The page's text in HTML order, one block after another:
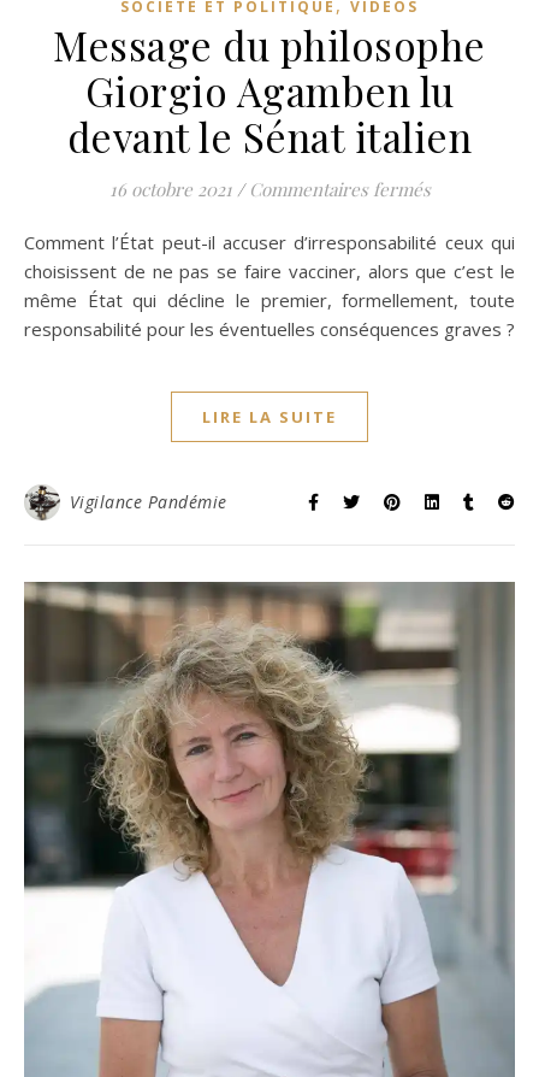
SOCIÉTÉ ET POLITIQUE , VIDÉOS
Message du philosophe
Giorgio Agamben lu
devant le Sénat italien
16 octobre 2021 / Commentaires ferméssur Message
Comment l’État peut-il accuser d’irresponsabilité ceux qui
choisissent de ne pas se faire vacciner, alors que c’est le
même État qui décline le premier, formellement, toute
responsabilité pour les éventuelles conséquences graves ?
LIRE LA SUITE
Vigilance Pandémie